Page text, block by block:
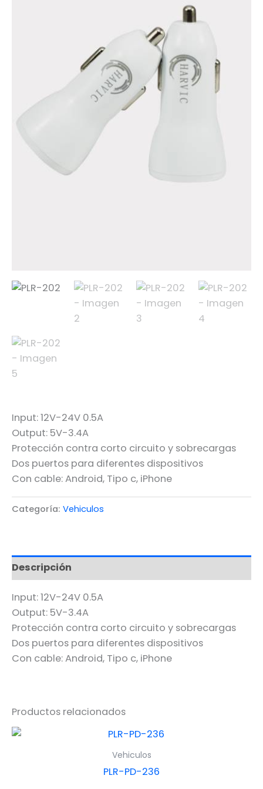
Input: 12V-24V 0.5A
Output: 5V-3.4A
Protección contra corto circuito y sobrecargas
Dos puertos para diferentes dispositivos
Con cable: Android, Tipo c, iPhone
Categoría: Vehiculos
Descripción
Input: 12V-24V 0.5A
Output: 5V-3.4A
Protección contra corto circuito y sobrecargas
Dos puertos para diferentes dispositivos
Con cable: Android, Tipo c, iPhone
Productos relacionados
Vehiculos
PLR-PD-236